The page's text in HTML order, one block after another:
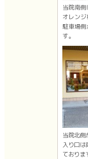
当院南側
オレンジ
駐車場
す。
当院北側
入り口は
ておりま